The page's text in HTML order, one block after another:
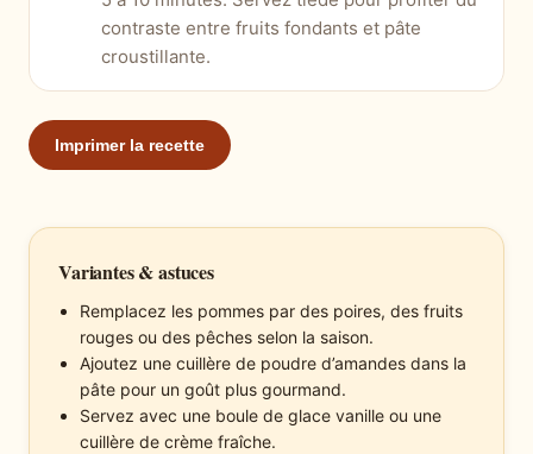
contraste entre fruits fondants et pâte
croustillante.
Imprimer la recette
Variantes & astuces
Remplacez les pommes par des poires, des fruits
rouges ou des pêches selon la saison.
Ajoutez une cuillère de poudre d’amandes dans la
pâte pour un goût plus gourmand.
Servez avec une boule de glace vanille ou une
cuillère de crème fraîche.